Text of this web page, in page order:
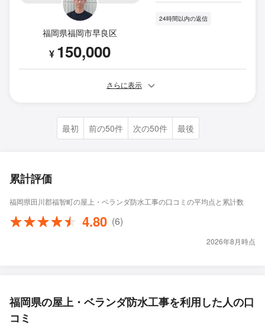
福岡県福岡市早良区
¥ 150,000
24時間以内の返信
さらに表示
最初 前の50件 次の50件 最後
累計評価
福岡県田川郡福智町の屋上・ベランダ防水工事の口コミの平均点と累計数
4.80 (6)
2026年8月時点
福岡県の屋上・ベランダ防水工事を利用した人の口
コミ